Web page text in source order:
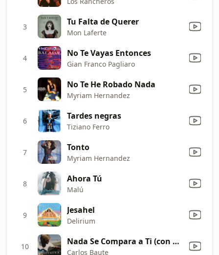
3 Tu Falta de Querer
Mon Laferte
4 No Te Vayas Entonces
Gian Franco Pagliaro
5 No Te He Robado Nada
Myriam Hernandez
6 Tardes negras
Tiziano Ferro
7 Tonto
Myriam Hernandez
8 Ahora Tú
Malú
9 Jesahel
Delirium
10 Nada Se Compara a Ti (con Franco de Víta)
Carlos Baute